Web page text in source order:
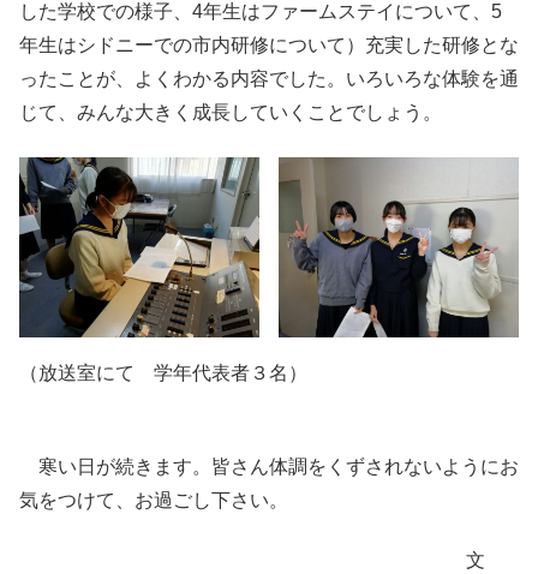
した学校での様子、4年生はファームステイについて、5
年生はシドニーでの市内研修について）充実した研修とな
ったことが、よくわかる内容でした。いろいろな体験を通
じて、みんな大きく成長していくことでしょう。
（放送室にて 学年代表者３名）
寒い日が続きます。皆さん体調をくずされないようにお
気をつけて、お過ごし下さい。
文